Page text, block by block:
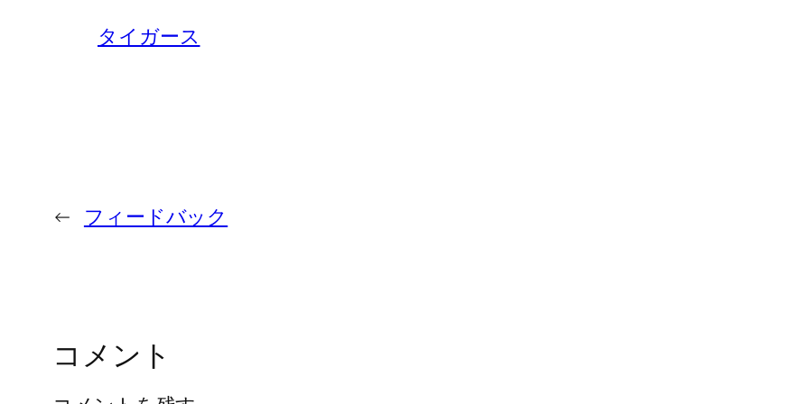
タイガース
← フィードバック
コメント